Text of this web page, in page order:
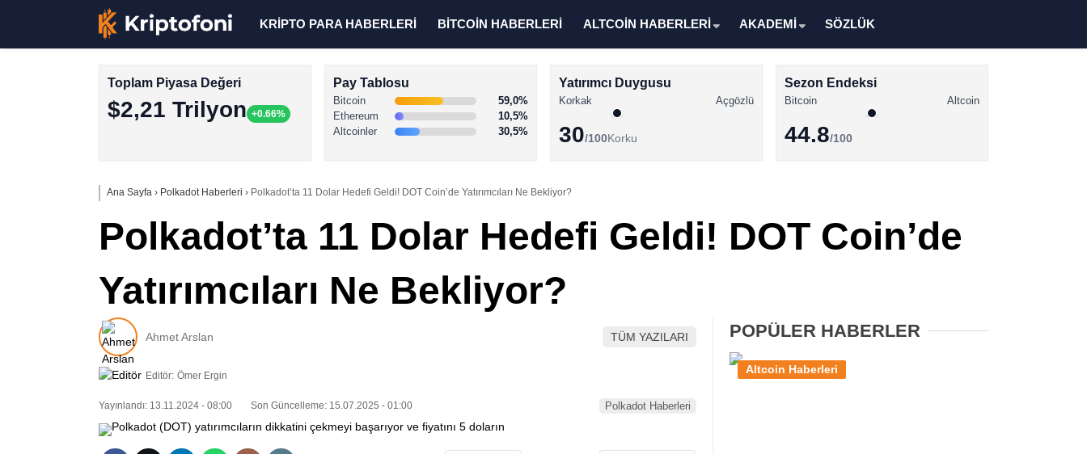
Altcoin Haberleri
XRP Haberleri
KRİPTO PARA HABERLERİ BİTCOİN HABERLERİ ALTCOİN HABERLERİ AKADEMİ SÖZLÜK
Toplam Piyasa Değeri
$2,21 Trilyon +0.66%
Pay Tablosu
Bitcoin
59,0%
Ethereum
10,5%
Altcoinler
30,5%
Yatırımcı Duygusu
Korkak Açgözlü
30/100Korku
Sezon Endeksi
Bitcoin Altcoin
44.8/100
Ana Sayfa › Polkadot Haberleri › Polkadot’ta 11 Dolar Hedefi Geldi! DOT Coin’de Yatırımcıları Ne Bekliyor?
Polkadot’ta 11 Dolar Hedefi Geldi! DOT Coin’de
Yatırımcıları Ne Bekliyor?
Ahmet Arslan TÜM YAZILARI
Editör: Ömer Ergin
Yayınlandı: 13.11.2024 - 08:00 Son Güncelleme: 15.07.2025 - 01:00 Polkadot Haberleri
POPÜLER HABERLER
Altcoin Haberleri